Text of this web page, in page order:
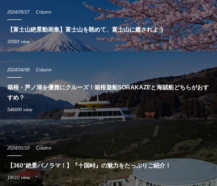
2024/05/27 Column
【富士山絶景動画集】富士山を眺めて、富士山に癒されよう
33583 view
2024/04/08 Column
箱根・芦ノ湖を優雅にクルーズ！箱根遊船SORAKAZEと海賊船どちらがおす
すめ？
546600 view
2024/01/10 Column
【360°絶景パノラマ！】『十国峠』の魅力をたっぷりご紹介！
18010 view